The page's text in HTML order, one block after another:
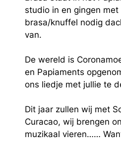
studio in en gingen
brasa/knuffel nodig
van.
De wereld is
en Papiaments
ons liedje met jullie te
Dit jaar zullen wij met
Curacao, wij brengen
muzikaal vieren……